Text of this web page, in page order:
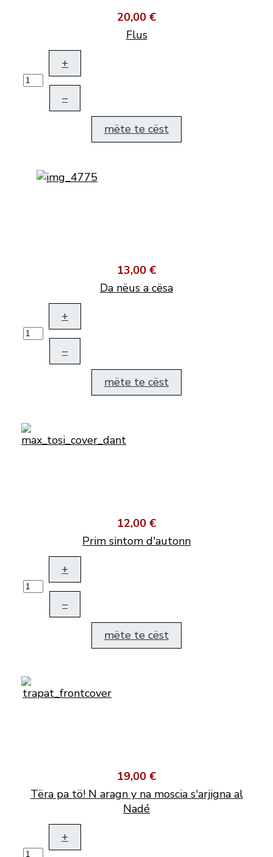
20,00 €
Flus
+
–
mëte te cëst
13,00 €
Da nëus a cësa
+
–
mëte te cëst
12,00 €
Prim sintom d'autonn
+
–
mëte te cëst
19,00 €
Tëra pa tö! N aragn y na moscia s'arjigna al
Nadé
+